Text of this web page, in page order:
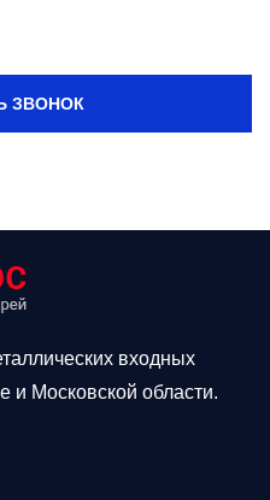
ЗВОНОК
входных
и Московской области.